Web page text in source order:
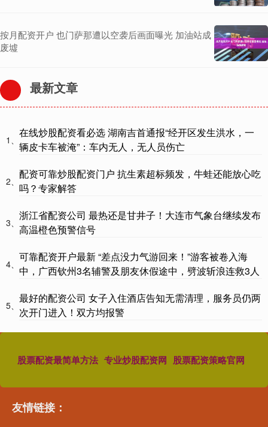
按月配资开户 也门萨那遭以空袭后画面曝光 加油站成
废墟
最新文章
1、
在线炒股配资看必选 湖南吉首通报“经开区发生洪水，一
辆皮卡车被淹”：车内无人，无人员伤亡
2、
配资可靠炒股配资门户 抗生素超标频发，牛蛙还能放心吃
吗？专家解答
3、
浙江省配资公司 最热还是甘井子！大连市气象台继续发布
高温橙色预警信号
4、
可靠配资开户最新 “差点没力气游回来！”游客被卷入海
中，广西钦州3名辅警及朋友休假途中，劈波斩浪连救3人
5、
最好的配资公司 女子入住酒店告知无需清理，服务员仍两
次开门进入！双方均报警
股票配资最简单方法 专业炒股配资网 股票配资策略官网
友情链接：